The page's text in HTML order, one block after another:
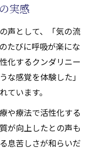
実感
声として、「気の流
たびに呼吸が楽にな
化するクンダリニー
な感覚を体験した」
ています。
や療法で活性化する
が向上したとの声も
息苦しさが和らいだ